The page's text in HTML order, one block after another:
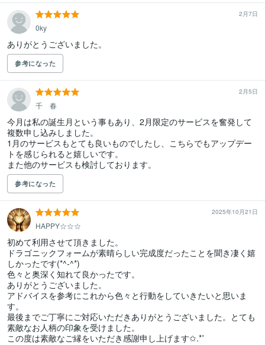
2月7日
0ky
参考になった
2月5日
千 春
今月は私の誕生月という事もあり、2月限定のサービスを奮発して
複数申し込みしました。
1月のサービスもとても良いものでしたし、こちらでもアップデー
トを感じられると嬉しいです。
また他のサービスも検討しております。
参考になった
2025年10月21日
HAPPY☆☆☆
初めて利用させて頂きました。
ドラゴニックフォームが素晴らしい完成度だったことを聞き凄く嬉
しかったです(*^-^*)
色々と奥深く知れて良かったです。
ありがとうございました。
アドバイスを参考にこれから色々と行動をしていきたいと思いま
す。
最後までご丁寧にご対応いただきありがとうございました。とても
素敵なお人柄の印象を受けました。
この度は素敵なご縁をいただき感謝申し上げます✩.*˚